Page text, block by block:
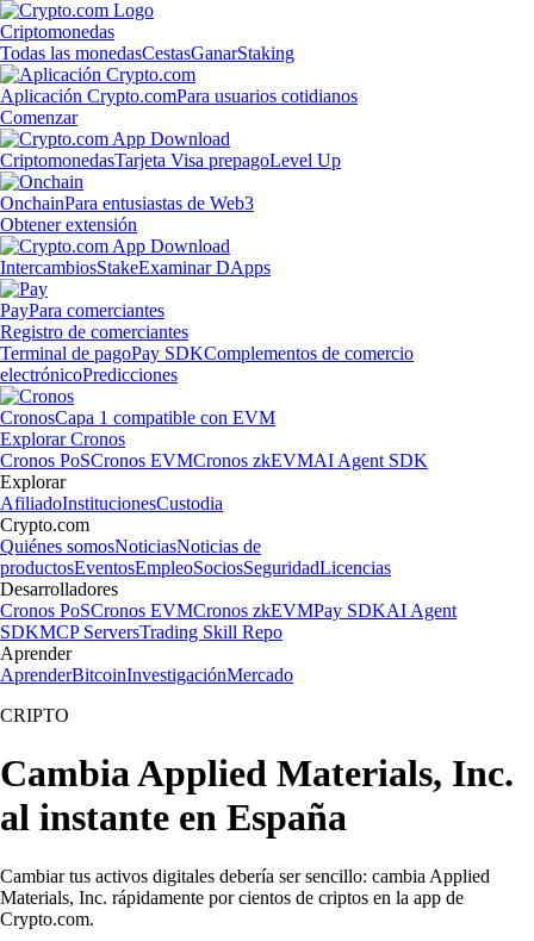
Criptomonedas
Todas las monedasCestasGanarStaking
Aplicación Crypto.comPara usuarios cotidianos
Comenzar
CriptomonedasTarjeta Visa prepagoLevel Up
OnchainPara entusiastas de Web3
Obtener extensión
IntercambiosStakeExaminar DApps
PayPara comerciantes
Registro de comerciantes
Terminal de pagoPay SDKComplementos de comercio
electrónicoPredicciones
CronosCapa 1 compatible con EVM
Explorar Cronos
Cronos PoSCronos EVMCronos zkEVMAI Agent SDK
Explorar
AfiliadoInstitucionesCustodia
Crypto.com
Quiénes somosNoticiasNoticias de
productosEventosEmpleoSociosSeguridadLicencias
Desarrolladores
Cronos PoSCronos EVMCronos zkEVMPay SDKAI Agent
SDKMCP ServersTrading Skill Repo
Aprender
AprenderBitcoinInvestigaciónMercado
CRIPTO
Cambia Applied Materials, Inc.
al instante en España
Cambiar tus activos digitales debería ser sencillo: cambia Applied
Materials, Inc. rápidamente por cientos de criptos en la app de
Crypto.com.